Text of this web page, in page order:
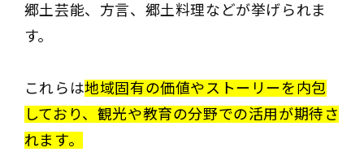
郷土芸能、方言、郷土料理などが挙げられま
す。
これらは地域固有の価値やストーリーを内包
しており、観光や教育の分野での活用が期待さ
れます。